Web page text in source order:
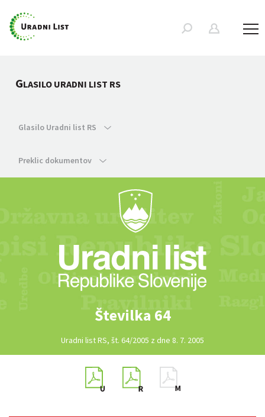
GLASILO URADNI LIST RS
Glasilo Uradni list RS
Preklic dokumentov
Številka 64
Uradni list RS, št. 64/2005 z dne 8. 7. 2005